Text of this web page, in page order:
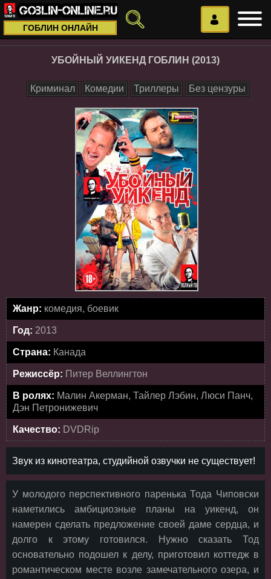
ГОБЛИН ОНЛАЙН
УБОЙНЫЙ УИКЕНД ГОБЛИН (2013)
Криминал Комедии Триллеры Без цензуры
Жанр: комедия, боевик
Год: 2013
Страна: Канада
Режиссёр: Питер Веллингтон
В ролях: Малин Акерман, Тайлер Лэбин, Люси Панч,
Дэн Петронижевич
Качество: DVDRip
Звук из кинотеатра, студийной озвучки не существует!
У молодого перспективного паренька Тода Чиповски
наметились амбициозные планы на уикенд, он
намерен сделать предложение своей даме сердца, и
долго к этому готовился. Нужно сказать Тод
основательно подошел к делу, приготовил коттедж в
романтическом месте возле замечательного озера, и